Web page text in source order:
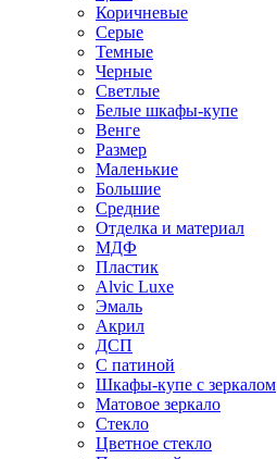
Коричневые
Серые
Темные
Черные
Светлые
Белые шкафы-купе
Венге
Размер
Маленькие
Большие
Средние
Отделка и материал
МДФ
Пластик
Alvic Luxe
Эмаль
Акрил
ДСП
С патиной
Шкафы-купе с зеркалом
Матовое зеркало
Стекло
Цветное стекло